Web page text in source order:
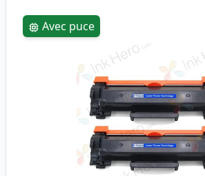
Product information
Avec puce